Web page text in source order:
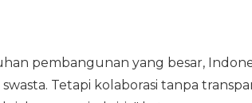
pembangunan yang besar,
Tetapi kolaborasi tanpa